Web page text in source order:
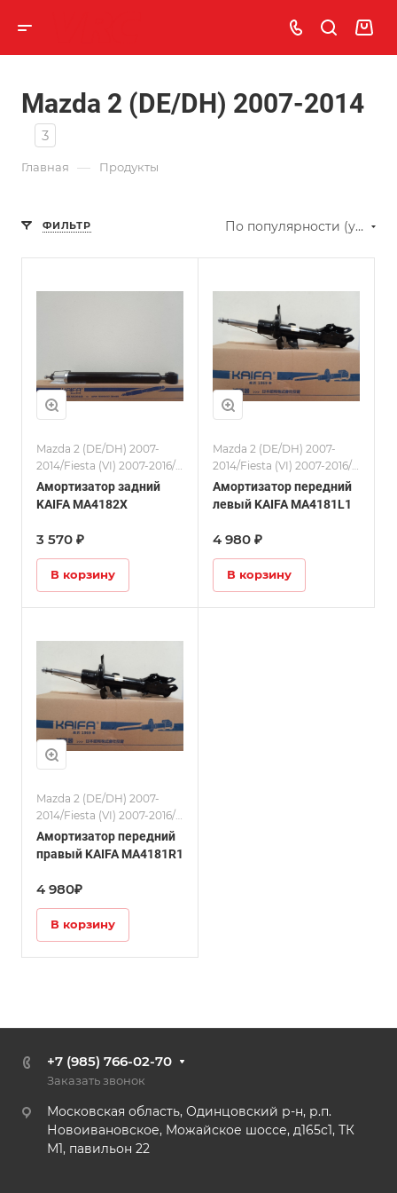
Mazda 2 (DE/DH) 2007-2014
3
Главная — Продукты
ФИЛЬТР По популярности (убывание)
Mazda 2 (DE/DH) 2007-
2014/Fiesta (VI) 2007-2016/
Амортизаторы
Амортизатор задний
KAIFA MA4182X
3 570 ₽
В корзину
Mazda 2 (DE/DH) 2007-
2014/Fiesta (VI) 2007-2016/
Амортизаторы
Амортизатор передний
левый KAIFA MA4181L1
4 980 ₽
В корзину
Mazda 2 (DE/DH) 2007-
2014/Fiesta (VI) 2007-2016/
Амортизаторы
Амортизатор передний
правый KAIFA MA4181R1
4 980₽
В корзину
+7 (985) 766-02-70
Заказать звонок
Московская область, Одинцовский р-н, р.п.
Новоивановское, Можайское шоссе, д165с1, ТК
М1, павильон 22